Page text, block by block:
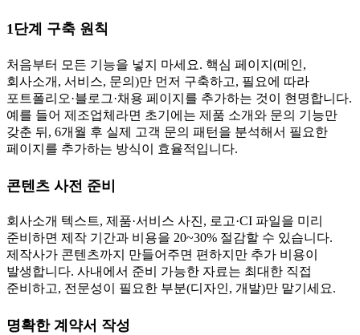
1단계 구축 원칙
처음부터 모든 기능을 넣지 마세요. 핵심 페이지(메인,
회사소개, 서비스, 문의)만 먼저 구축하고, 필요에 따라
포트폴리오·블로그·채용 페이지를 추가하는 것이 현명합니다.
예를 들어 제조업체라면 초기에는 제품 소개와 문의 기능만
갖춘 뒤, 6개월 후 실제 고객 문의 패턴을 분석해서 필요한
페이지를 추가하는 방식이 효율적입니다.
콘텐츠 사전 준비
회사소개 텍스트, 제품·서비스 사진, 로고·CI 파일을 미리
준비하면 제작 기간과 비용을 20~30% 절감할 수 있습니다.
제작사가 콘텐츠까지 만들어주면 편하지만 추가 비용이
발생합니다. 사내에서 준비 가능한 자료는 최대한 직접
준비하고, 전문성이 필요한 부분(디자인, 개발)만 맡기세요.
명확한 계약서 작성